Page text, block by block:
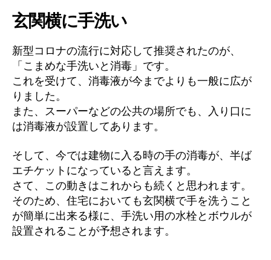
玄関横に手洗い
新型コロナの流行に対応して推奨されたのが、
「こまめな手洗いと消毒」です。
これを受けて、消毒液が今までよりも一般に広が
りました。
また、スーパーなどの公共の場所でも、入り口に
は消毒液が設置してあります。
そして、今では建物に入る時の手の消毒が、半ば
エチケットになっていると言えます。
さて、この動きはこれからも続くと思われます。
そのため、住宅においても玄関横で手を洗うこと
が簡単に出来る様に、手洗い用の水栓とボウルが
設置されることが予想されます。